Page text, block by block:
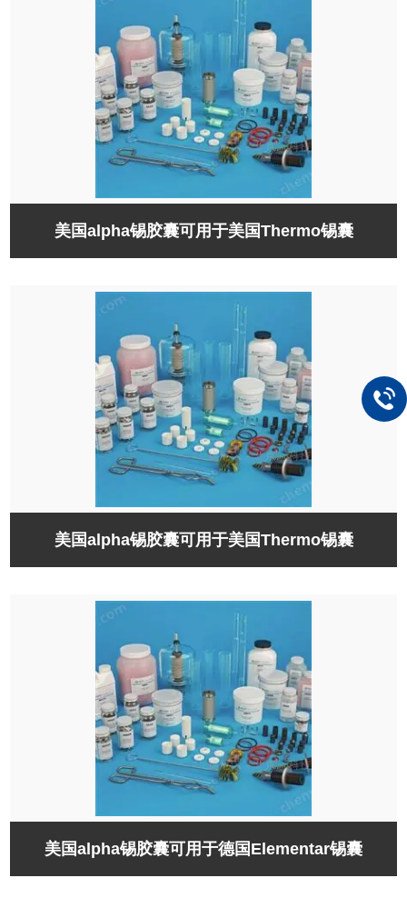
美国alpha锡胶囊可用于美国Thermo锡囊
美国alpha锡胶囊可用于美国Thermo锡囊
美国alpha锡胶囊可用于德国Elementar锡囊